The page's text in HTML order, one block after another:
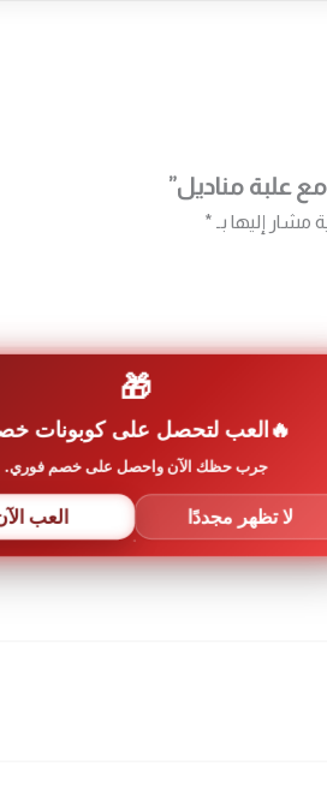
علبة مناديل”
مشار إليها بـ *
🎁
العب لتحصل على كوبونات
جرب حظك الآن واحصل على خصم فوري.
لا تظهر مجددًا العب